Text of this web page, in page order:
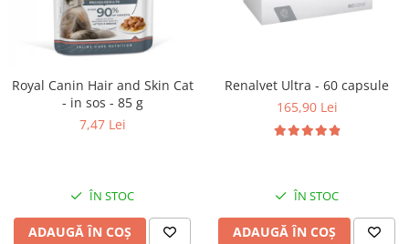
Royal Canin Hair and Skin Cat
- in sos - 85 g
7,47 Lei
ÎN STOC
ADAUGĂ ÎN COȘ
Renalvet Ultra - 60 capsule
165,90 Lei
ÎN STOC
ADAUGĂ ÎN COȘ